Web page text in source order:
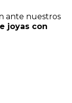
ante nuestros
joyas con